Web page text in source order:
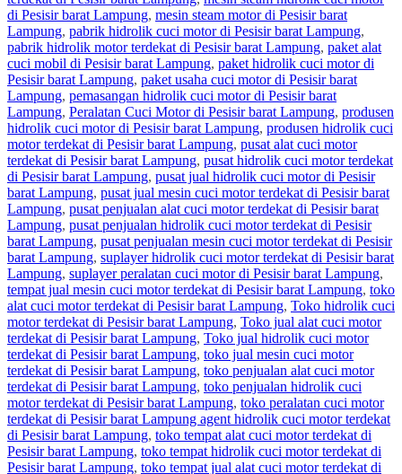
di Pesisir barat Lampung, mesin steam motor di Pesisir barat
Lampung, pabrik hidrolik cuci motor di Pesisir barat Lampung,
pabrik hidrolik motor terdekat di Pesisir barat Lampung, paket alat
cuci mobil di Pesisir barat Lampung, paket hidrolik cuci motor di
Pesisir barat Lampung, paket usaha cuci motor di Pesisir barat
Lampung, pemasangan hidrolik cuci motor di Pesisir barat
Lampung, Peralatan Cuci Motor di Pesisir barat Lampung, produsen
hidrolik cuci motor di Pesisir barat Lampung, produsen hidrolik cuci
motor terdekat di Pesisir barat Lampung, pusat alat cuci motor
terdekat di Pesisir barat Lampung, pusat hidrolik cuci motor terdekat
di Pesisir barat Lampung, pusat jual hidrolik cuci motor di Pesisir
barat Lampung, pusat jual mesin cuci motor terdekat di Pesisir barat
Lampung, pusat penjualan alat cuci motor terdekat di Pesisir barat
Lampung, pusat penjualan hidrolik cuci motor terdekat di Pesisir
barat Lampung, pusat penjualan mesin cuci motor terdekat di Pesisir
barat Lampung, suplayer hidrolik cuci motor terdekat di Pesisir barat
Lampung, suplayer peralatan cuci motor di Pesisir barat Lampung,
tempat jual mesin cuci motor terdekat di Pesisir barat Lampung, toko
alat cuci motor terdekat di Pesisir barat Lampung, Toko hidrolik cuci
motor terdekat di Pesisir barat Lampung, Toko jual alat cuci motor
terdekat di Pesisir barat Lampung, Toko jual hidrolik cuci motor
terdekat di Pesisir barat Lampung, toko jual mesin cuci motor
terdekat di Pesisir barat Lampung, toko penjualan alat cuci motor
terdekat di Pesisir barat Lampung, toko penjualan hidrolik cuci
motor terdekat di Pesisir barat Lampung, toko peralatan cuci motor
terdekat di Pesisir barat Lampung agent hidrolik cuci motor terdekat
di Pesisir barat Lampung, toko tempat alat cuci motor terdekat di
Pesisir barat Lampung, toko tempat hidrolik cuci motor terdekat di
Pesisir barat Lampung, toko tempat jual alat cuci motor terdekat di